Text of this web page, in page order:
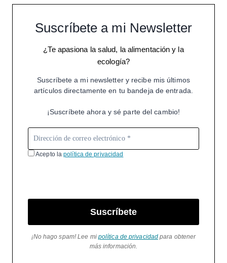
Suscríbete a mi Newsletter
¿Te apasiona la salud, la alimentación y la
ecología?
Suscríbete a mi newsletter y recibe mis últimos
artículos directamente en tu bandeja de entrada.
¡Suscríbete ahora y sé parte del cambio!
Acepto lapolítica de privacidad
Suscríbete
¡No hago spam! Lee mi política de privacidad para obtener
más información.